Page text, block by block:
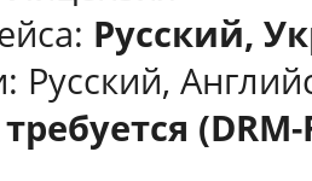
Русский,
Русский,